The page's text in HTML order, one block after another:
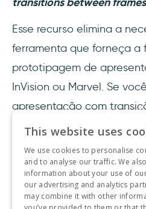
Esse recurso elimina a
ferramenta que forneça a
prototipagem de
InVision ou Marvel. Se
apresentação com
exportar os seus
O Figma melhora o
equipe
Com o Figma, você verá
This website uses
We use cookies to personalise
and to analyse our traffic. We
information about your use of
our advertising and analytics
may combine it with other